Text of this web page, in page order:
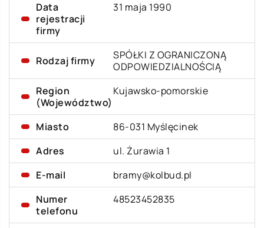
Data
rejestracji
firmy
31 maja 1990
Rodzaj firmy
SPÓŁKI Z OGRANICZONĄ
ODPOWIEDZIALNOŚCIĄ
Region
(Województwo)
Kujawsko-pomorskie
Miasto
86-031 Myślęcinek
Adres
ul. Żurawia 1
E-mail
bramy@kolbud.pl
Numer
telefonu
48523452835